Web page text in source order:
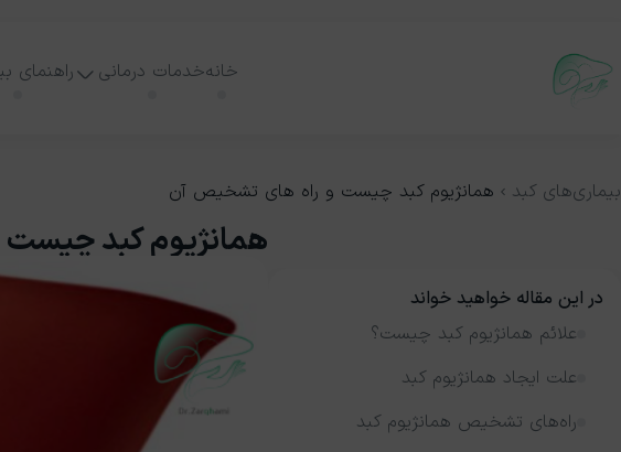
خانهخدمات درمانی راهنمای
بیماری‌های کبد همانژیوم کبد چیست و راه‌ های تشخیص آن
در این مقاله خواهید خواند
علائم همانژیوم کبد چیست؟
علت ایجاد همانژیوم کبد
راه‌های تشخیص همانژیوم کبد
همانژیوم کبد